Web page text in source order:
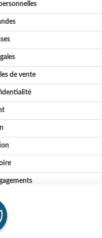
de vente
?